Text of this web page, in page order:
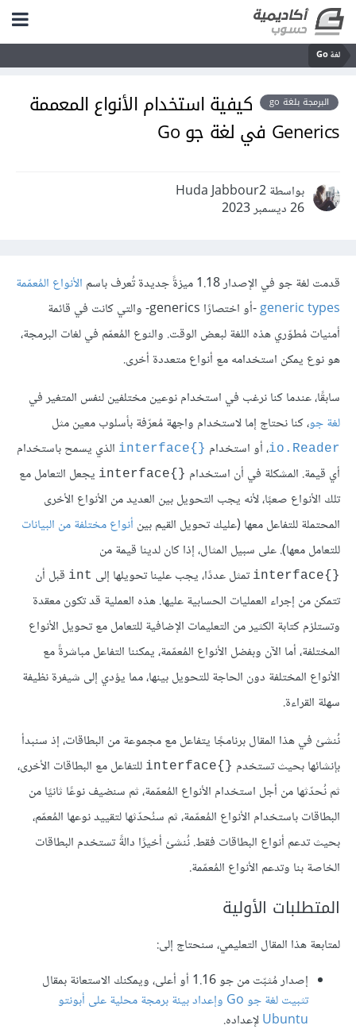
لغة Go
البرمجة بلغة go
كيفية استخدام الأنواع المعممة
Generics في لغة جو Go
بواسطة Huda Jabbour2
26 ديسمبر 2023
قدمت لغة جو في الإصدار 1.18 ميزةً جديدة تُعرف باسم
الأنواع المُعمّمة
generic types
-أو اختصارًا generics- والتي كانت في قائمة
أمنيات مُطوّري هذه اللغة لبعض الوقت. والنوع المُعمّم في لغات البرمجة،
هو نوع يمكن استخدامه مع أنواع متعددة أخرى.
سابقًا، عندما كنا نرغب في استخدام نوعين مختلفين لنفس المتغير في
لغة جو، كنا نحتاج إما لاستخدام واجهة مُعرّفة بأسلوب معين مثل
io.Reader، أو استخدام {}interface
الذي يسمح باستخدام
أي قيمة. المشكلة في أن استخدام {}interface
يجعل التعامل مع
تلك الأنواع صعبًا، لأنه يجب التحويل بين العديد من الأنواع الأخرى
المحتملة للتفاعل معها (عليك تحويل القيم بين أنواع مختلفة من البيانات
للتعامل معها). على سبيل المثال، إذا كان لدينا قيمة من
{}interface تمثل عددًا، يجب علينا تحويلها إلى int قبل أن
تتمكن من إجراء العمليات الحسابية عليها. هذه العملية قد تكون معقدة
وتستلزم كتابة الكثير من التعليمات الإضافية للتعامل مع تحويل الأنواع
المختلفة، أما الآن وبفضل الأنواع المُعمّمة، يمكننا التفاعل مباشرةً مع
الأنواع المختلفة دون الحاجة للتحويل بينها، مما يؤدي إلى شيفرة نظيفة
سهلة القراءة.
نُنشئ في هذا المقال برنامجًا يتفاعل مع مجموعة من البطاقات، إذ سنبدأ
بإنشائها بحيث تستخدم {}interface
للتفاعل مع البطاقات الأخرى،
ثم نُحدّثها من أجل استخدام الأنواع المُعمّمة، ثم سنضيف نوعًا ثانيًا من
البطاقات باستخدام الأنواع المُعمّمة، ثم سنُحدّثها لتقييد نوعها المُعمّم،
بحيث تدعم أنواع البطاقات فقط. نُنشئ أخيرًا دالةً تستخدم البطاقات
الخاصة بنا وتدعم الأنواع المُعمّمة.
المتطلبات الأولية
لمتابعة هذا المقال التعليمي، سنحتاج إلى:
إصدار مُثبّت من جو 1.16 أو أعلى، ويمكنك الاستعانة بمقال
تثبيت لغة جو Go وإعداد بيئة برمجة محلية على أبونتو
Ubuntuلإعداده.